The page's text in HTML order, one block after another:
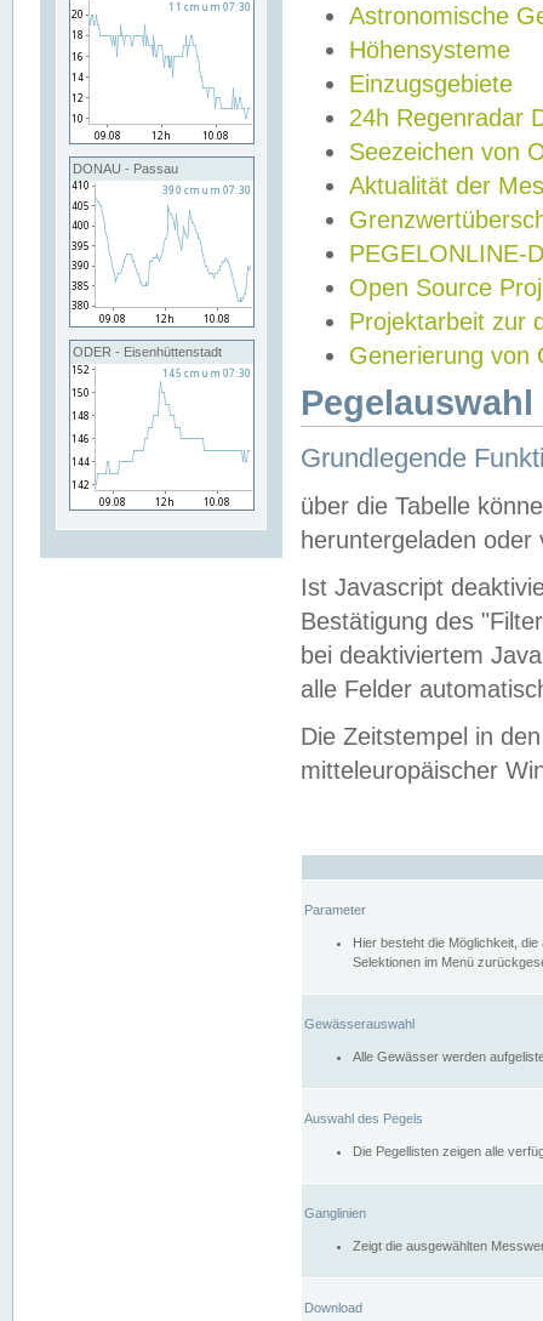
DONAU - Passau
ODER - Eisenhüttenstadt
Astronomische
Höhensysteme
Einzugsgebiete
24h Regenradar
Seezeichen von
Aktualität der
PEGELONLINE-
Open Source
Projektarbeit zur
Generierung von
Grundlegende
über die Tabelle
heruntergeladen oder
Ist Javascript
Bestätigung des
bei deaktiviertem
alle Felder
Die Zeitstempel in
mitteleuropäischer
Parameter
Hier besteht die Möglichkeit,
Selektionen im Menü
Gewässerauswahl
Alle Gewässer werden
Auswahl des Pegels
Die Pegellisten zeigen alle
Ganglinien
Zeigt die ausgewählten
Download